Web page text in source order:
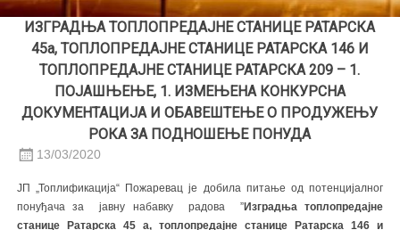
ИЗГРАДЊА ТОПЛОПРЕДАЈНЕ СТАНИЦЕ РАТАРСКА
45а, ТОПЛОПРЕДАЈНЕ СТАНИЦЕ РАТАРСКА 146 И
ТОПЛОПРЕДАЈНЕ СТАНИЦЕ РАТАРСКА 209 – 1.
ПОЈАШЊЕЊЕ, 1. ИЗМЕЊЕНА КОНКУРСНА
ДОКУМЕНТАЦИЈА И ОБАВЕШТЕЊЕ О ПРОДУЖЕЊУ
РОКА ЗА ПОДНОШЕЊЕ ПОНУДА
13/03/2020
ЈП „Топлификација“ Пожаревац је добила питање од потенцијалног
понуђача за јавну набавку радова ”Изградња топлопредајне
станице Ратарска 45 а, топлопредајне станице Ратарска 146 и